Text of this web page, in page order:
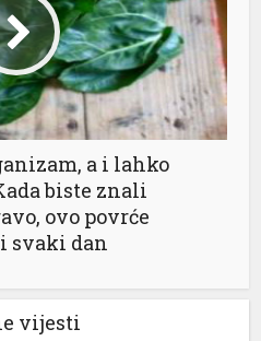
a i lahko
biste znali
ovo povrće
svaki dan
vijesti